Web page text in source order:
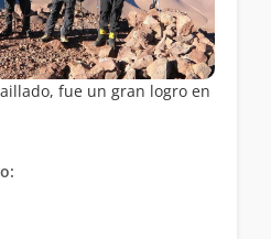
fue un gran logro en